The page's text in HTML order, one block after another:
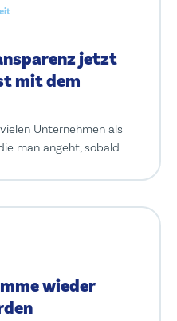
jetzt
mit dem
Unternehmen als
man angeht, sobald …
wieder